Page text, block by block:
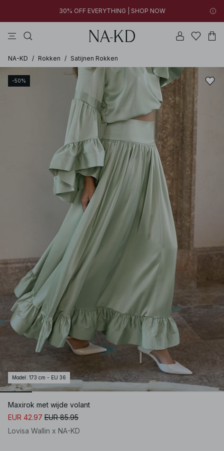
30% OFF EVERYTHING | SHOP NOW
FINAL SALE | SHOP NOW
30% OFF EVERYTHING | SHOP NOW
NA-KD / Rokken / Satijnen Rokken
-50%
Model : 173 cm - EU 36
Maxirok met wijde volant
EUR 42.97 EUR 85.95
Lovisa Wallin x NA-KD